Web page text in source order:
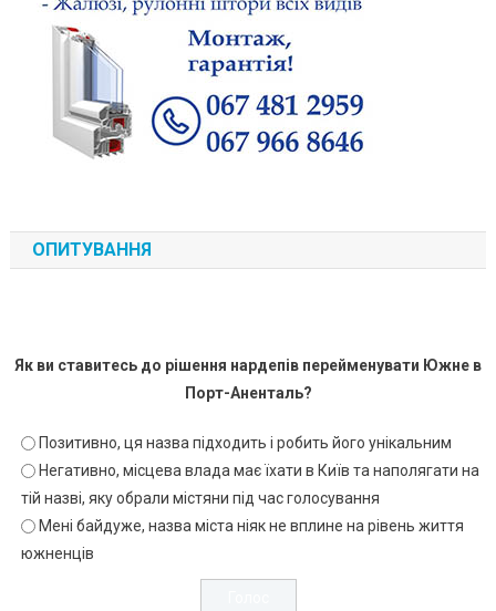
ОПИТУВАННЯ
Як ви ставитесь до рішення нардепів перейменувати Южне в
Порт-Аненталь?
Позитивно, ця назва підходить і робить його унікальним
Негативно, місцева влада має їхати в Київ та наполягати на
тій назві, яку обрали містяни під час голосування
Мені байдуже, назва міста ніяк не вплине на рівень життя
южненців